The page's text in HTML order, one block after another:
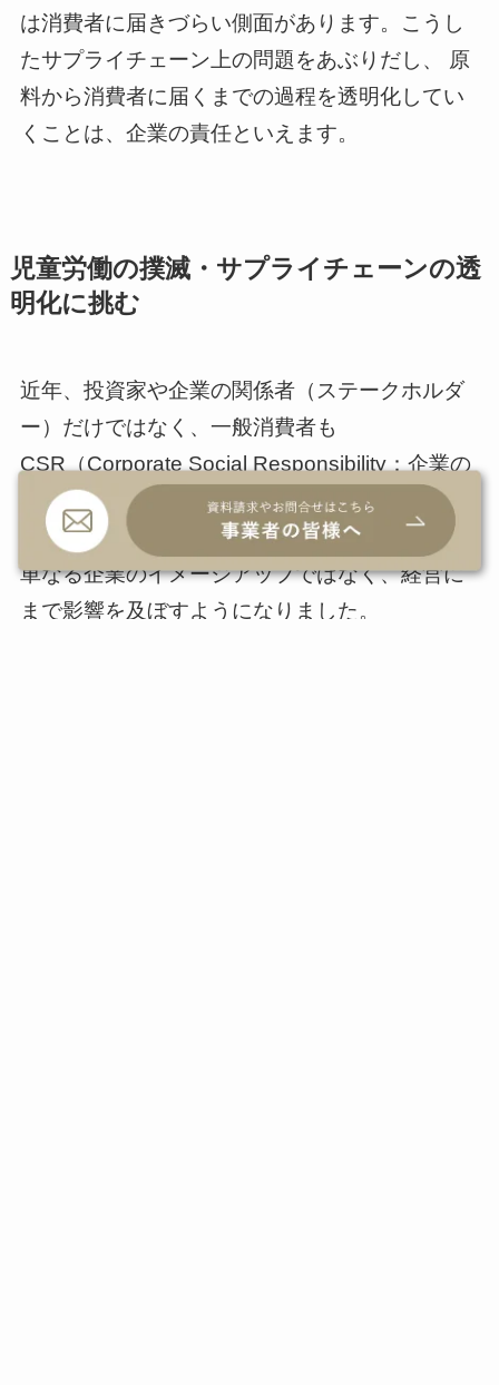
は消費者に届きづらい側面があります。こうし
たサプライチェーン上の問題をあぶりだし、 原
料から消費者に届くまでの過程を透明化してい
くことは、企業の責任といえます。
児童労働の撲滅・サプライチェーンの透
明化に挑む
近年、投資家や企業の関係者（ステークホルダ
ー）だけではなく、一般消費者も
CSR（Corporate Social Responsibility：企業の
社会的責任）活動に、高い関心を示していま
す。今や環境問題や人権問題に取り組む姿勢は
単なる企業のイメージアップではなく、経営に
まで影響を及ぼすようになりました。